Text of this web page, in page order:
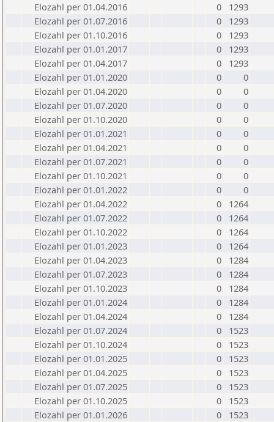
Elozahl per 01.04.2016
0
1293
Elozahl per 01.07.2016
0
1293
Elozahl per 01.10.2016
0
1293
Elozahl per 01.01.2017
0
1293
Elozahl per 01.04.2017
0
1293
Elozahl per 01.01.2020
0
0
Elozahl per 01.04.2020
0
0
Elozahl per 01.07.2020
0
0
Elozahl per 01.10.2020
0
0
Elozahl per 01.01.2021
0
0
Elozahl per 01.04.2021
0
0
Elozahl per 01.07.2021
0
0
Elozahl per 01.10.2021
0
0
Elozahl per 01.01.2022
0
0
Elozahl per 01.04.2022
0
1264
Elozahl per 01.07.2022
0
1264
Elozahl per 01.10.2022
0
1264
Elozahl per 01.01.2023
0
1264
Elozahl per 01.04.2023
0
1284
Elozahl per 01.07.2023
0
1284
Elozahl per 01.10.2023
0
1284
Elozahl per 01.01.2024
0
1284
Elozahl per 01.04.2024
0
1284
Elozahl per 01.07.2024
0
1523
Elozahl per 01.10.2024
0
1523
Elozahl per 01.01.2025
0
1523
Elozahl per 01.04.2025
0
1523
Elozahl per 01.07.2025
0
1523
Elozahl per 01.10.2025
0
1523
Elozahl per 01.01.2026
0
1523